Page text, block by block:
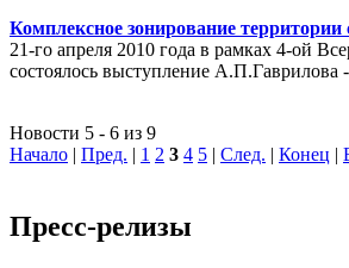
Комплексное зонирование
21-го апреля 2010 года в рамках 4-ой
состоялось выступление
Новости 5 - 6 из 9
Начало | Пред. | 1 2 3 4 5 | След. | Конец |
Пресс-релизы